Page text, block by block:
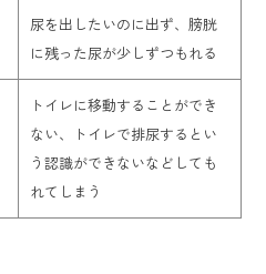
尿を出したいのに出ず、膀胱
に残った尿が少しずつもれる
トイレに移動することができ
ない、トイレで排尿するとい
う認識ができないなどしても
れてしまう